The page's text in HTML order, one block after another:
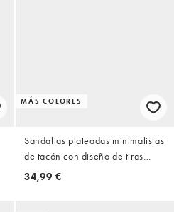
MÁS COLORES
Sandalias plateadas minimalistas
de tacón con diseño de tiras
Heroic de ASOS DESIGN
34,99 €